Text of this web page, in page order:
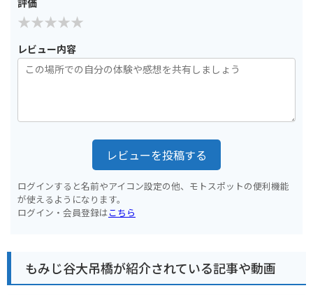
レビュー内容
レビューを投稿する
ログインすると名前やアイコン設定の他、モトスポットの便利機能
が使えるようになります。
ログイン・会員登録はこちら
もみじ谷大吊橋が紹介されている記事や動画